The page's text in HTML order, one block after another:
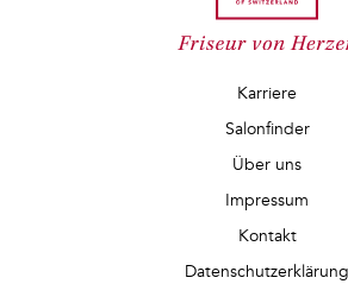
Karriere
Salonfinder
Über uns
Impressum
Kontakt
Datenschutzerklärung